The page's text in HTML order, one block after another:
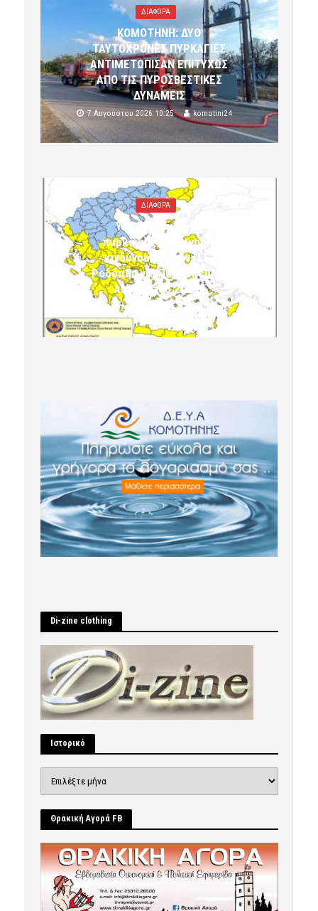
ΔΙΑΦΟΡΑ
ΚΟΜΟΤΗΝΗ: ΔΥΟ
ΤΑΥΤΟΧΡΟΝΕΣ ΠΥΡΚΑΓΙΕΣ
ΑΝΤΙΜΕΤΩΠΙΣΑΝ ΕΠΙΤΥΧΩΣ
ΑΠΟ ΤΙΣ ΠΥΡΟΣΒΕΣΤΙΚΕΣ
ΔΥΝΑΜΕΙΣ
7 Αυγούστου 2026 10:25 komotini24
ΔΙΑΦΟΡΑ
Υψηλός κίνδυνος
πυρκαγιάς (κατηγορία
κινδύνου 3) στην Π.Ε.
Ροδόπης για Παρασκευή 7
Αυγούστου 2026»
7 Αυγούστου 2026 10:24 komotini24
Di-zine clothing
Ιστορικό
Θρακική Αγορά FB